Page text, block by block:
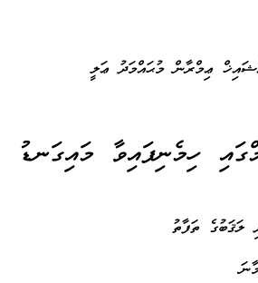
ޢިމްރާން މުޙައްމަދު ޢަލީ
ހިމެނިފައިވާ މައިގަނޑު
ލަޤަބުގެ ތަފާތު